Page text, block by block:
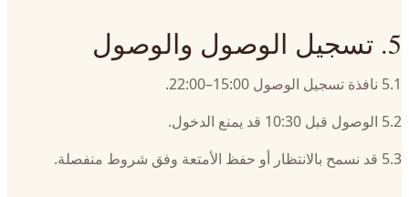
5. تسجيل الوصول والوصول
5.1 نافذة تسجيل الوصول 15:00–22:00.
5.2 الوصول قبل 10:30 قد يمنع الدخول.
5.3 قد نسمح بالانتظار أو حفظ الأمتعة وفق شروط منفصلة.